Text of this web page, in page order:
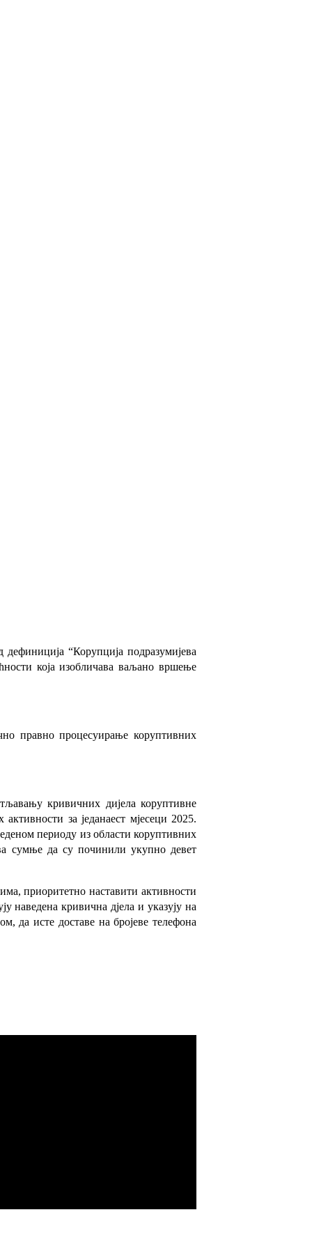
“Корупција подразумијева
која изобличава ваљано вршење
правно процесуирање коруптивних
кривичних дијела коруптивне
за једанаест мјесеци 2025.
периоду из области коруптивних
сумње да су починили укупно девет
приоритетно наставити активности
наведена кривична дјела и указују на
да исте доставе на бројеве телефона